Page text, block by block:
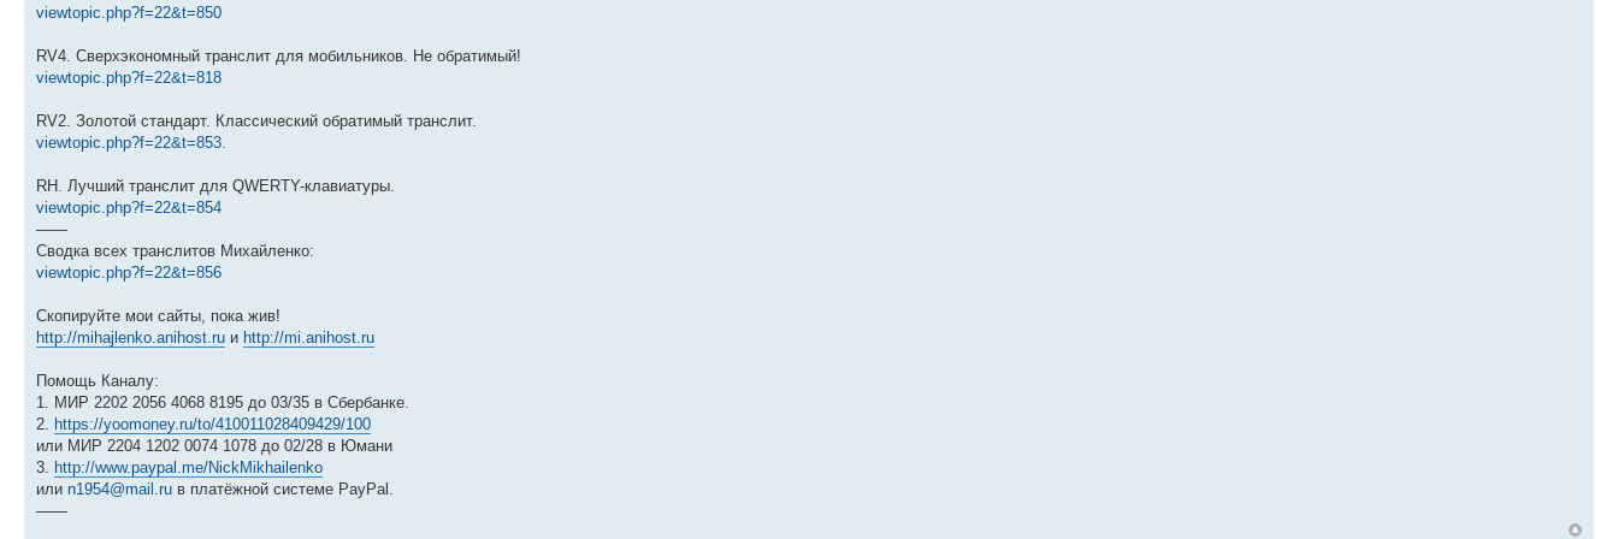
viewtopic.php?f=22&t=850
RV4. Сверхэкономный транслит для мобильников. Не обратимый!
viewtopic.php?f=22&t=818
RV2. Золотой стандарт. Классический обратимый транслит.
viewtopic.php?f=22&t=853
RH. Лучший транслит для QWERTY-клавиатуры.
viewtopic.php?f=22&t=854
——
Сводка всех транслитов Михайленко:
viewtopic.php?f=22&t=856
Скопируйте мои сайты, пока жив!
http://mihajlenko.anihost.ru и http://mi.anihost.ru
Помощь Каналу:
1. МИР 2202 2056 4068 8195 до 03/35 в Сбербанке.
2. https://yoomoney.ru/to/410011028409429/100
или МИР 2204 1202 0074 1078 до 02/28 в Юмани
3. http://www.paypal.me/NickMikhailenko
или n1954@mail.ru в платёжной системе PayPal.
——